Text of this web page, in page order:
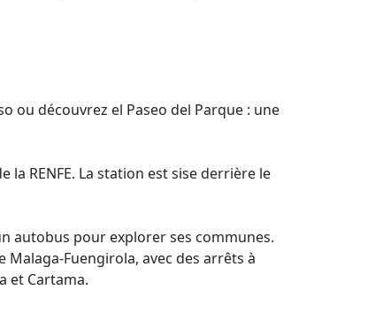
ou découvrez el Paseo del Parque : une
RENFE. La station est sise derrière le
autobus pour explorer ses communes.
Fuengirola, avec des arrêts à
et Cartama.